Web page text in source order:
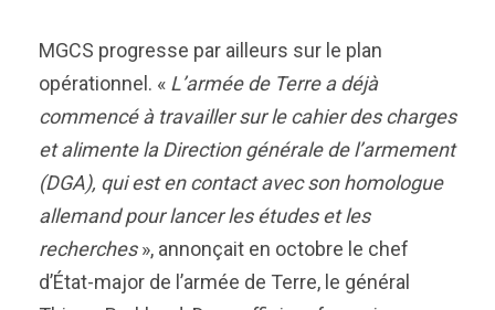
MGCS progresse par ailleurs sur le plan
opérationnel. « L’armée de Terre a déjà
commencé à travailler sur le cahier des charges
et alimente la Direction générale de l’armement
(DGA), qui est en contact avec son homologue
allemand pour lancer les études et les
recherches», annonçait en octobre le chef
d’État-major de l’armée de Terre, le général